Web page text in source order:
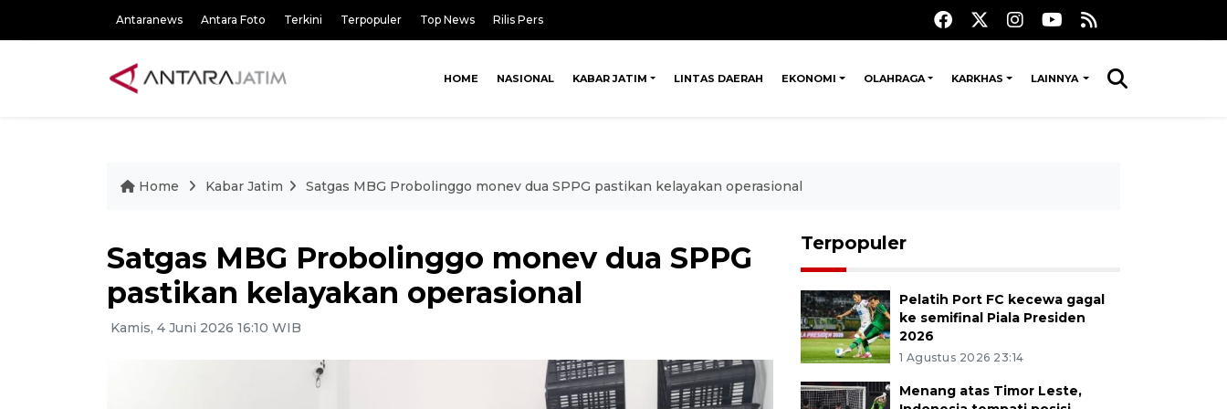
Antaranews Antara Foto Terkini Terpopuler Top News Rilis Pers
HOME NASIONAL KABAR JATIM LINTAS DAERAH EKONOMI OLAHRAGA KARKHAS LAINNYA
Home Kabar Jatim Satgas MBG Probolinggo monev dua SPPG pastikan kelayakan operasional
Satgas MBG Probolinggo monev dua SPPG
pastikan kelayakan operasional
Kamis, 4 Juni 2026 16:10 WIB
Terpopuler
Pelatih Port FC kecewa gagal
ke semifinal Piala Presiden
2026
1 Agustus 2026 23:14
Menang atas Timor Leste,